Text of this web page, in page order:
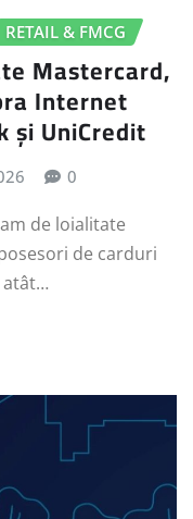
RETAIL & FMCG
Mastercard,
Internet
și UniCredit
0
de loialitate
de carduri
atât…